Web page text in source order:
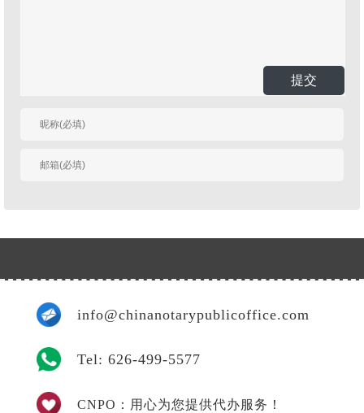
有人回复时邮件通知
我
提交
info@chinanotarypublicoffice.com
Tel: 626-499-5577
CNPO：用心为您提供代办服务！